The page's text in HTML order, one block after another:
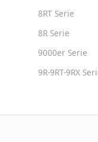
8RT Serie
8R Serie
9000er Serie
9R-9RT-9RX